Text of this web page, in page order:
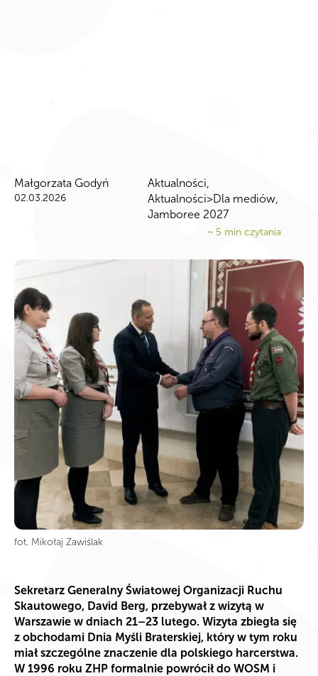
Małgorzata Godyń
02.03.2026
Aktualności
Aktualności>Dla mediów
Jamboree 2027
~ 5 min czytania
fot. Mikołaj Zawiślak
Sekretarz Generalny Światowej Organizacji Ruchu
Skautowego, David Berg, przebywał z wizytą w
Warszawie w dniach 21–23 lutego. Wizyta zbiegła się
z obchodami Dnia Myśli Braterskiej, który w tym roku
miał szczególne znaczenie dla polskiego harcerstwa.
W 1996 roku ZHP formalnie powrócił do WOSM i